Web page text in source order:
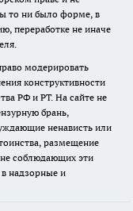
то ни было форме, в
переработке не иначе
модерировать
конструктивности
РФ и РТ. На сайте не
брань,
ненависть или
размещение
соблюдающих эти
надзорные и